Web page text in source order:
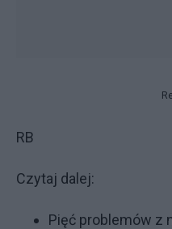
RB
Czytaj dalej:
Pięć problemów z